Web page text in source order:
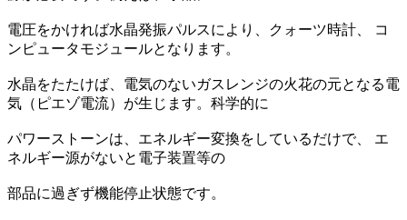
電圧をかければ水晶発振パルスにより、クォーツ時計、 コ
ンピュータモジュールとなります。
水晶をたたけば、電気のないガスレンジの火花の元となる電
気（ピエゾ電流）が生じます。科学的に
パワーストーンは、エネルギー変換をしているだけで、 エ
ネルギー源がないと電子装置等の
部品に過ぎず機能停止状態です。